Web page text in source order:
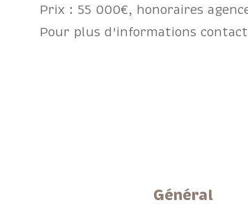
Prix : 55 000€, honoraires
Pour plus d'informations
Général